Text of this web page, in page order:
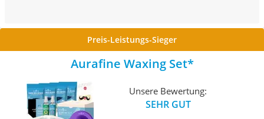
Preis-Leistungs-Sieger
Aurafine Waxing Set
Unsere Bewertung:
SEHR GUT